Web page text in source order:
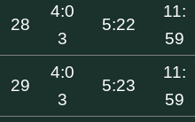
28
4:0
3
5:22
11:
59
29
4:0
3
5:23
11:
59